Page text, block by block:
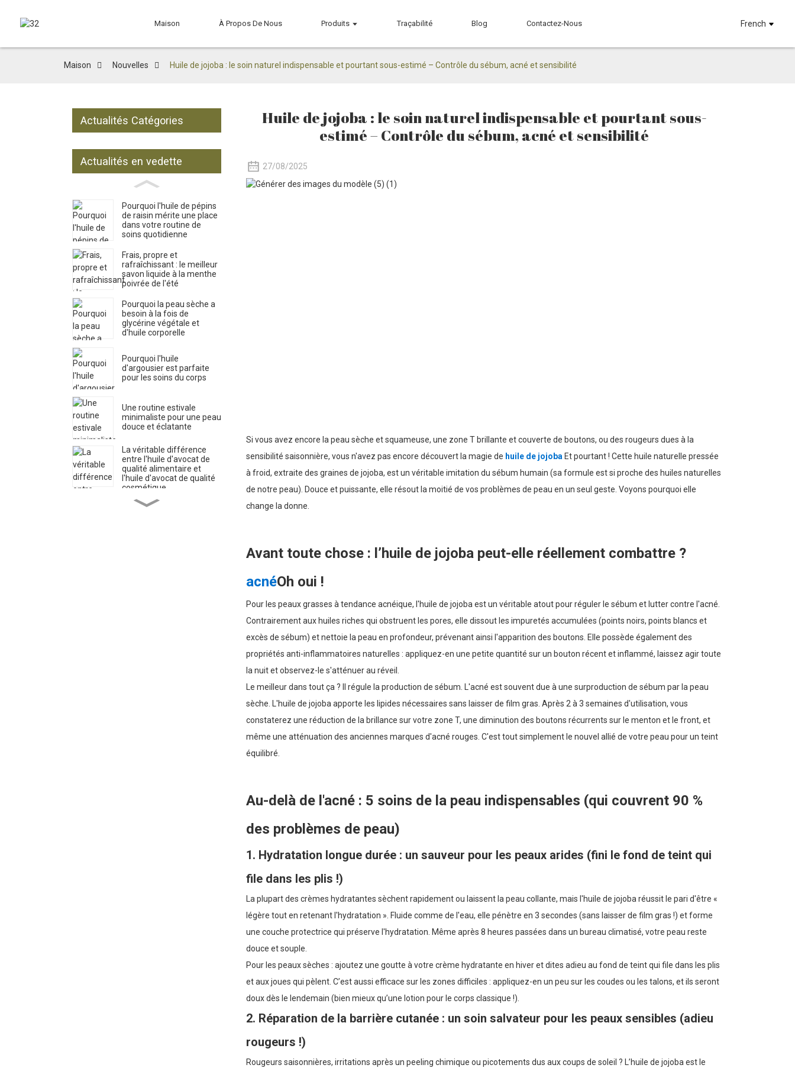
Maison À Propos De Nous Produits Traçabilité Blog Contactez-Nous French
Maison Nouvelles Huile de jojoba : le soin naturel indispensable et pourtant sous-estimé – Contrôle du sébum, acné et sensibilité
Actualités Catégories
Actualités en vedette
Pourquoi l'huile de pépins
de raisin mérite une place
dans votre routine de
soins quotidienne
Frais, propre et
rafraîchissant : le meilleur
savon liquide à la menthe
poivrée de l'été
Pourquoi la peau sèche a
besoin à la fois de
glycérine végétale et
d'huile corporelle
Pourquoi l'huile
d'argousier est parfaite
pour les soins du corps
Une routine estivale
minimaliste pour une peau
douce et éclatante
La véritable différence
entre l'huile d'avocat de
qualité alimentaire et
l'huile d'avocat de qualité
cosmétique.
Comment reconnaître une
Huile de jojoba : le soin naturel indispensable et pourtant sous-
estimé – Contrôle du sébum, acné et sensibilité
27/08/2025
Si vous avez encore la peau sèche et squameuse, une zone T brillante et couverte de boutons, ou des rougeurs dues à la
sensibilité saisonnière, vous n'avez pas encore découvert la magie de huile de jojobaEt pourtant ! Cette huile naturelle pressée
à froid, extraite des graines de jojoba, est un véritable imitation du sébum humain (sa formule est si proche des huiles naturelles
de notre peau). Douce et puissante, elle résout la moitié de vos problèmes de peau en un seul geste. Voyons pourquoi elle
change la donne.
Avant toute chose : l’huile de jojoba peut-elle réellement combattre ?
acnéOh oui !
Pour les peaux grasses à tendance acnéique, l'huile de jojoba est un véritable atout pour réguler le sébum et lutter contre l'acné.
Contrairement aux huiles riches qui obstruent les pores, elle dissout les impuretés accumulées (points noirs, points blancs et
excès de sébum) et nettoie la peau en profondeur, prévenant ainsi l'apparition des boutons. Elle possède également des
propriétés anti-inflammatoires naturelles : appliquez-en une petite quantité sur un bouton récent et inflammé, laissez agir toute
la nuit et observez-le s'atténuer au réveil.
Le meilleur dans tout ça ? Il régule la production de sébum. L'acné est souvent due à une surproduction de sébum par la peau
sèche. L'huile de jojoba apporte les lipides nécessaires sans laisser de film gras. Après 2 à 3 semaines d'utilisation, vous
constaterez une réduction de la brillance sur votre zone T, une diminution des boutons récurrents sur le menton et le front, et
même une atténuation des anciennes marques d'acné rouges. C'est tout simplement le nouvel allié de votre peau pour un teint
équilibré.
Au-delà de l'acné : 5 soins de la peau indispensables (qui couvrent 90 %
des problèmes de peau)
1. Hydratation longue durée : un sauveur pour les peaux arides (fini le fond de teint qui
file dans les plis !)
La plupart des crèmes hydratantes sèchent rapidement ou laissent la peau collante, mais l'huile de jojoba réussit le pari d'être «
légère tout en retenant l'hydratation ». Fluide comme de l'eau, elle pénètre en 3 secondes (sans laisser de film gras !) et forme
une couche protectrice qui préserve l'hydratation. Même après 8 heures passées dans un bureau climatisé, votre peau reste
douce et souple.
Pour les peaux sèches : ajoutez une goutte à votre crème hydratante en hiver et dites adieu au fond de teint qui file dans les plis
et aux joues qui pèlent. C’est aussi efficace sur les zones difficiles : appliquez-en un peu sur les coudes ou les talons, et ils seront
doux dès le lendemain (bien mieux qu’une lotion pour le corps classique !).
2. Réparation de la barrière cutanée : un soin salvateur pour les peaux sensibles (adieu
rougeurs !)
Rougeurs saisonnières, irritations après un peeling chimique ou picotements dus aux coups de soleil ? L’huile de jojoba est le